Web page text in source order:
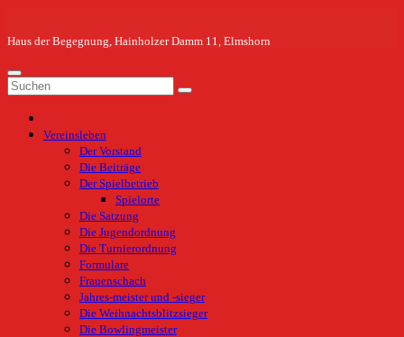
springen
Haus der Begegnung, Hainholzer Damm 11, Elmshorn
Vereinsleben
Der Vorstand
Die Beiträge
Der Spielbetrieb
Spielorte
Die Satzung
Die Jugendordnung
Die Turnierordnung
Formulare
Frauenschach
Jahres-meister und -sieger
Die Weihnachtsblitzsieger
Die Bowlingmeister